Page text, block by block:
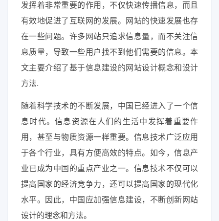
发挥着非常重要的作用，不仅快速传播信息，而且
有效地促进了互联网的发展。网站的快速发展也存
在一些问题。许多网站只追求信息量，而不关注信
息质量，导致一些用户找不到他们需要的信息。本
文主要介绍了基于信息建设的网站设计概念和设计
方法.
随着科学技术的不断发展，中国已经进入了一个信
息时代。信息资源在人们的生活中发挥着重要作
用，甚至与物质资源一样重要。信息技术广泛应用
于各个行业，具有方便高效的特点。如今，信息产
业已成为中国的重点产业之一。信息技术不仅可以
提高国家的经济竞争力，还可以提高国家的现代化
水平。因此，中国应加强信息建设，不断创新网站
设计的理念和方法。